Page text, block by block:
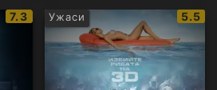
IMDb
рейтинг:
7.3 Ужаси
IMDb
5.5